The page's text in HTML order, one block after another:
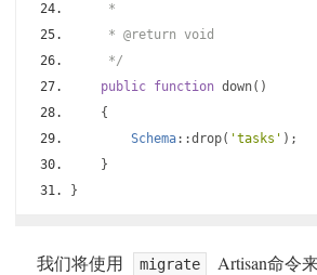
     *
     * @return void
     */
public function down()
{
Schema::drop( 'tasks' );
}
}
我们将使用 migrate
Artisan命令